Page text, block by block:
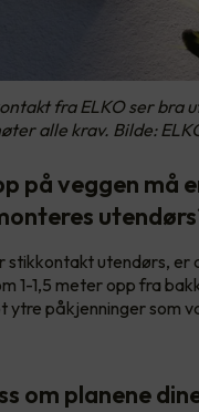
fra ELKO ser bra
alle krav. Bilde:
på veggen må
stikkontakt utendørs, er
1-1,5 meter opp fra
ytre påkjenninger som
om planene